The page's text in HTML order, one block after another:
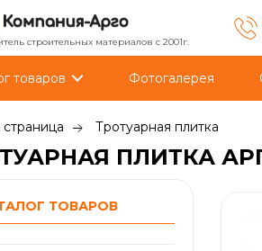
строительных материалов с 2001г.
товаров Фотогалерея
страница Тротуарная плитка
ПЛИТКА
ТОВАРОВ